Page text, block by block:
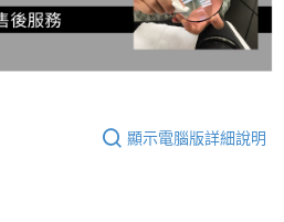
顯示電腦版詳細說明